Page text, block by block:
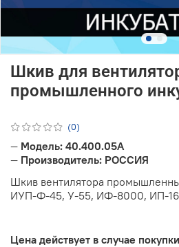
(0)
Шкив для
промышленного
— Модель: 40.400.05А
— Производитель: РОССИЯ
Шкив вентилятора
ИУП-Ф-45, У-55, ИФ-8000, ИП-
Цена действует в случае